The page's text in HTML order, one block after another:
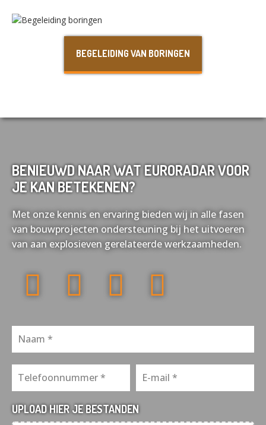
BEGELEIDING VAN BORINGEN
BENIEUWD NAAR WAT EURORADAR VOOR
JE KAN BETEKENEN?
Met onze kennis en ervaring bieden wij in alle fasen
van bouwprojecten ondersteuning bij het uitvoeren
van aan explosieven gerelateerde werkzaamheden.
UPLOAD HIER JE BESTANDEN
Nederlands
Français Deutsch